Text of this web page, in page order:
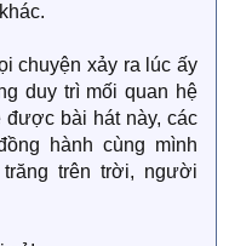
chuyện xảy ra lúc ấy
duy trì mối quan hệ
được bài hát này, các
hành cùng mình
trên trời, người